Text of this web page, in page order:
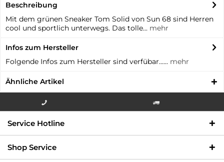
Beschreibung
Mit dem grünen Sneaker Tom Solid von Sun 68 sind Herren
cool und sportlich unterwegs. Das tolle... mehr
Infos zum Hersteller
Folgende Infos zum Hersteller sind verfübar...... mehr
Ähnliche Artikel
000
Service Hotline
Shop Service